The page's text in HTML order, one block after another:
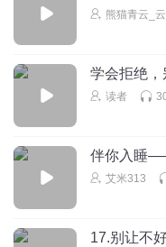
熊猫青云_
学会拒绝
读者
伴你入睡
艾米313
17.别让不